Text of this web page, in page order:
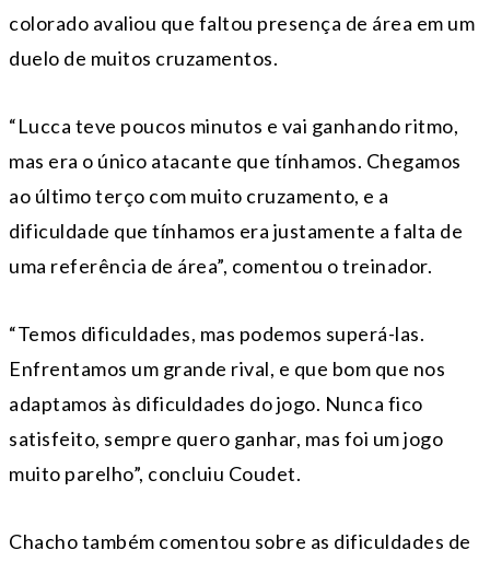
colorado avaliou que faltou presença de área em um
duelo de muitos cruzamentos.
“Lucca teve poucos minutos e vai ganhando ritmo,
mas era o único atacante que tínhamos. Chegamos
ao último terço com muito cruzamento, e a
dificuldade que tínhamos era justamente a falta de
uma referência de área”, comentou o treinador.
“Temos dificuldades, mas podemos superá-las.
Enfrentamos um grande rival, e que bom que nos
adaptamos às dificuldades do jogo. Nunca fico
satisfeito, sempre quero ganhar, mas foi um jogo
muito parelho”, concluiu Coudet.
Chacho também comentou sobre as dificuldades de